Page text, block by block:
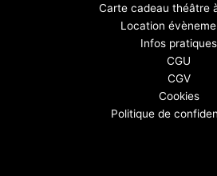
Carte cadeau théâtre
Location
Infos pratiques
CGU
CGV
Cookies
Politique de